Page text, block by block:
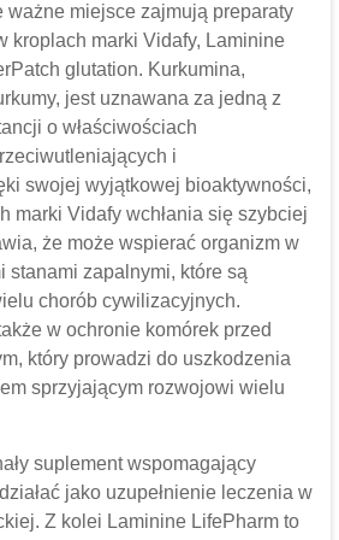
ważne miejsce zajmują preparaty
kroplach marki Vidafy, Laminine
glutation. Kurkumina,
jest uznawana za jedną z
o właściwościach
i
swojej wyjątkowej bioaktywności,
marki Vidafy wchłania się szybciej
że może wspierać organizm w
stanami zapalnymi, które są
chorób cywilizacyjnych.
w ochronie komórek przed
który prowadzi do uszkodzenia
sprzyjającym rozwojowi wielu
suplement wspomagający
jako uzupełnienie leczenia w
Z kolei Laminine LifePharm to